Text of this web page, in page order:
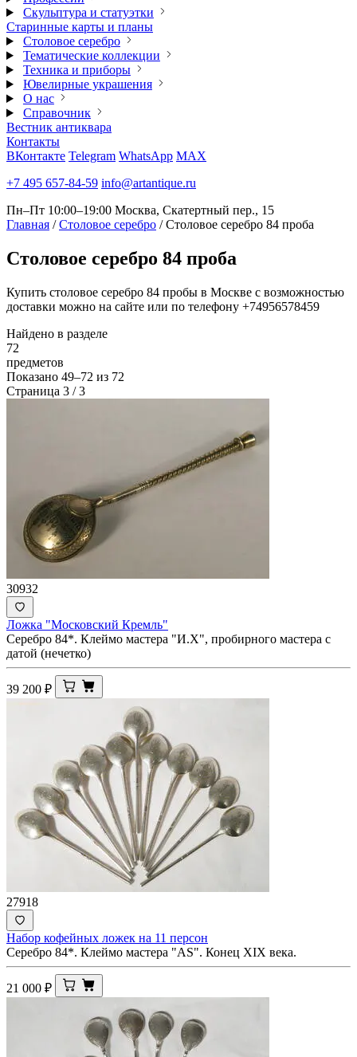
Скульптура и статуэтки
Старинные карты и планы
Столовое серебро
Тематические коллекции
Техника и приборы
Ювелирные украшения
О нас
Справочник
Вестник антиквара
Контакты
ВКонтакте Telegram WhatsApp MAX
+7 495 657-84-59 info@artantique.ru
Пн–Пт 10:00–19:00 Москва, Скатертный пер., 15
Главная / Столовое серебро / Столовое серебро 84 проба
Столовое серебро 84 проба
Купить столовое серебро 84 пробы в Москве с возможностью
доставки можно на сайте или по телефону +74956578459
Найдено в разделе
72
предметов
Показано 49–72 из 72
Страница 3 / 3
30932
Ложка "Московский Кремль"
Серебро 84*. Клеймо мастера "И.Х", пробирного мастера с
датой (нечетко)
39 200 ₽
27918
Набор кофейных ложек на 11 персон
Серебро 84*. Клеймо мастера "АS". Конец XIX века.
21 000 ₽